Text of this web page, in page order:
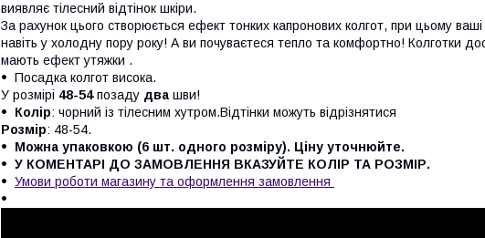
виявляє тілесний відтінок шкіри.
За рахунок цього створюється ефект тонких капронових колгот, при цьому
навіть у холодну пору року! А ви почуваєтеся тепло та комфортно! Колготки
мають ефект утяжки .
Посадка колгот висока.
У розмірі 48-54позаду два шви!
Колір: чорний із тілесним хутром.Відтінки можуть відрізнятися
Розмір: 48-54.
Можна упаковкою (6 шт. одного розміру). Ціну уточнюйте.
У КОМЕНТАРІ ДО ЗАМОВЛЕННЯ ВКАЗУЙТЕ КОЛІР ТА РОЗМІР.
Умови роботи магазину та оформлення замовлення